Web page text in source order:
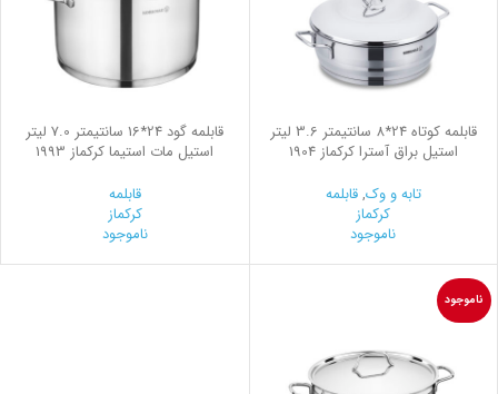
قابلمه کوتاه 24*8 سانتیمتر 3.6 لیتر
استیل براق آسترا کرکماز 1904
تابه و وک,قابلمه
کرکماز
ناموجود
قابلمه گود 24*16 سانتیمتر 7.0 لیتر
استیل مات استیما کرکماز 1993
قابلمه
کرکماز
ناموجود
ناموجود